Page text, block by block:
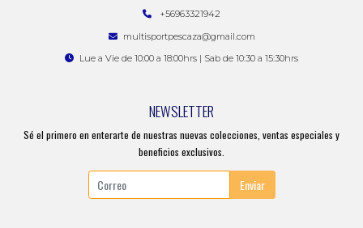
+56963321942
multisportpescaza@gmail.com
Lue a Vie de 10:00 a 18:00hrs | Sab de 10:30 a 15:30hrs
NEWSLETTER
Sé el primero en enterarte de nuestras nuevas colecciones, ventas especiales y
beneficios exclusivos.
Enviar